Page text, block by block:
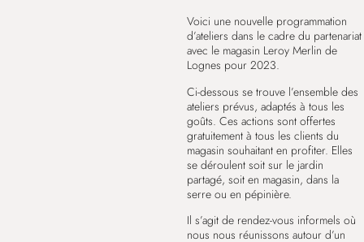
Voici une nouvelle programmation
d’ateliers dans le cadre du partenariat
avec le magasin Leroy Merlin de
Lognes pour 2023.
Ci-dessous se trouve l’ensemble des
ateliers prévus, adaptés à tous les
goûts. Ces actions sont offertes
gratuitement à tous les clients du
magasin souhaitant en profiter. Elles
se déroulent soit sur le jardin
partagé, soit en magasin, dans la
serre ou en pépinière.
Il s’agit de rendez-vous informels où
nous nous réunissons autour d’un